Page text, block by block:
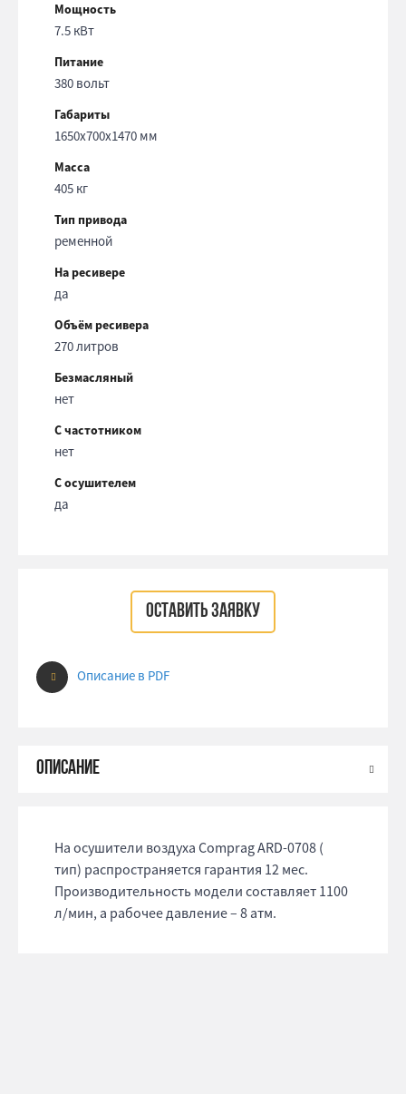
Мощность
7.5 кВт
Питание
380 вольт
Габариты
1650x700x1470 мм
Масса
405 кг
Тип привода
ременной
На ресивере
да
Объём ресивера
270 литров
Безмасляный
нет
С частотником
нет
С осушителем
да
ОСТАВИТЬ ЗАЯВКУ
Описание в PDF
На осушители воздуха Comprag ARD-0708 (
тип) распространяется гарантия 12 мес.
Производительность модели составляет 1100
л/мин, а рабочее давление – 8 атм.